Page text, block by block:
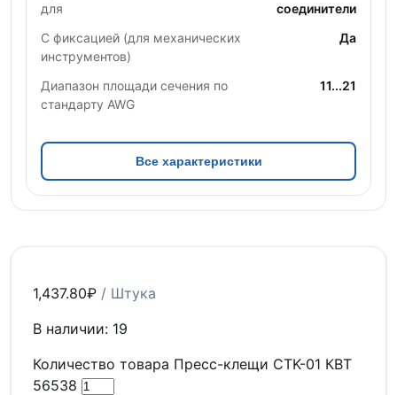
для
соединители
С фиксацией (для механических
инструментов)
Да
Диапазон площади сечения по
стандарту AWG
11...21
Все характеристики
1,437.80₽ / Штука
В наличии: 19
Количество товара Пресс-клещи CTK-01 КВТ
56538